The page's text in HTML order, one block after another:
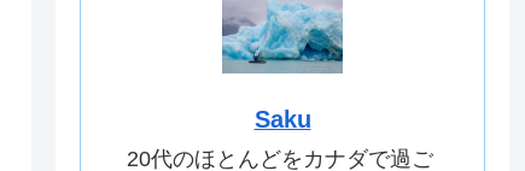
Saku
20代のほとんどをカナダで過ご